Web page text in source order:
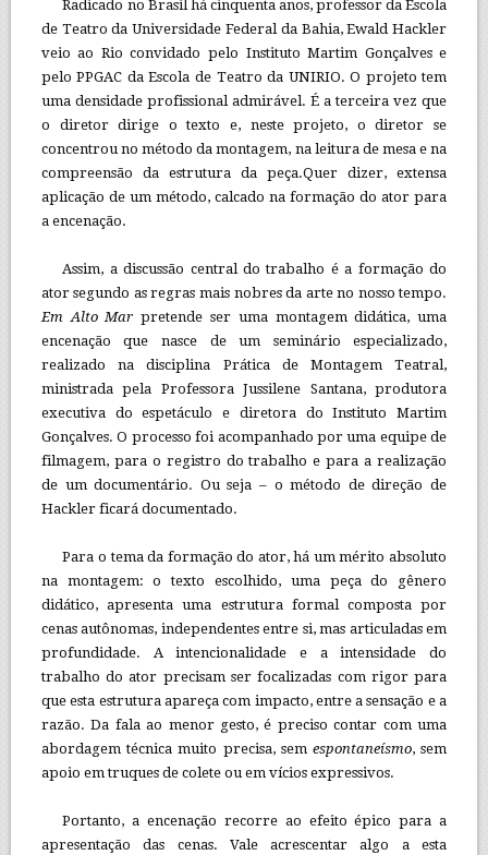
Radicado no Brasil há cinquenta anos, professor da Escola
de Teatro da Universidade Federal da Bahia, Ewald Hackler
veio ao Rio convidado pelo Instituto Martim Gonçalves e
pelo PPGAC da Escola de Teatro da UNIRIO. O projeto tem
uma densidade profissional admirável. É a terceira vez que
o diretor dirige o texto e, neste projeto, o diretor se
concentrou no método da montagem, na leitura de mesa e na
compreensão da estrutura da peça.Quer dizer, extensa
aplicação de um método, calcado na formação do ator para
a encenação.
Assim, a discussão central do trabalho é a formação do
ator segundo as regras mais nobres da arte no nosso tempo.
Em Alto Marpretende ser uma montagem didática, uma
encenação que nasce de um seminário especializado,
realizado na disciplina Prática de Montagem Teatral,
ministrada pela Professora Jussilene Santana, produtora
executiva do espetáculo e diretora do Instituto Martim
Gonçalves. O processo foi acompanhado por uma equipe de
filmagem, para o registro do trabalho e para a realização
de um documentário. Ou seja – o método de direção de
Hackler ficará documentado.
Para o tema da formação do ator, há um mérito absoluto
na montagem: o texto escolhido, uma peça do gênero
didático, apresenta uma estrutura formal composta por
cenas autônomas, independentes entre si, mas articuladas em
profundidade. A intencionalidade e a intensidade do
trabalho do ator precisam ser focalizadas com rigor para
que esta estrutura apareça com impacto, entre a sensação e a
razão. Da fala ao menor gesto, é preciso contar com uma
abordagem técnica muito precisa, sem espontaneísmo, sem
apoio em truques de colete ou em vícios expressivos.
Portanto, a encenação recorre ao efeito épico para a
apresentação das cenas. Vale acrescentar algo a esta